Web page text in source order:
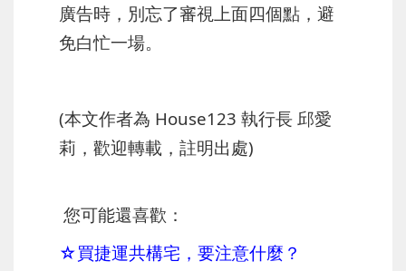
廣告時，別忘了審視上面四個點，避
免白忙一場。
(本文作者為 House123 執行長 邱愛
莉，歡迎轉載，註明出處)
您可能還喜歡：
☆買捷運共構宅，要注意什麼？